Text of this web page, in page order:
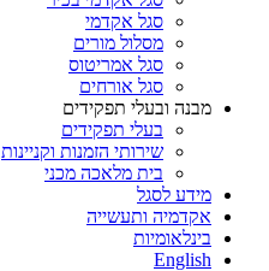
סגל אקדמי
מסלול מורים
סגל אמריטוס
סגל אורחים
מבנה ובעלי תפקידים
בעלי תפקידים
שירותי הזמנות וקניינות
בית מלאכה מכני
מידע לסגל
אקדמיה ותעשייה
בינלאומיות
English